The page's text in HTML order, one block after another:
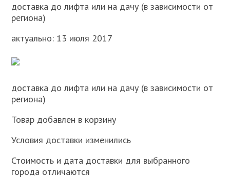
доставка до лифта или на дачу (в зависимости от
региона)
актуально: 13 июля 2017
доставка до лифта или на дачу (в зависимости от
региона)
Товар добавлен в корзину
Условия доставки изменились
Стоимость и дата доставки для выбранного
города отличаются